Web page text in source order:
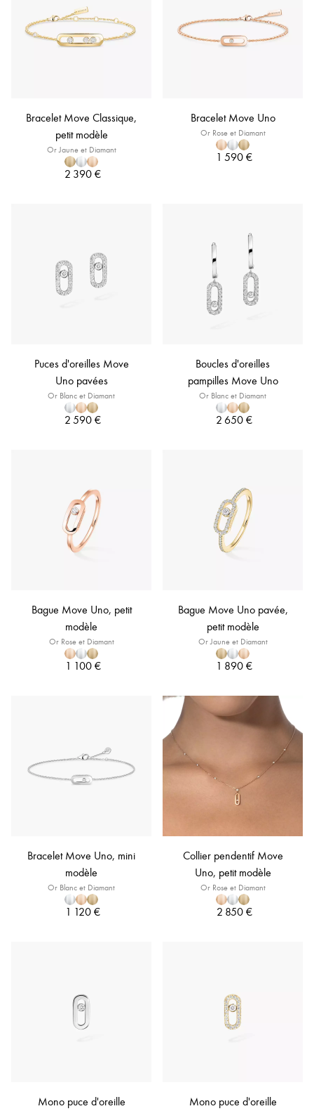
Bracelet Move Classique,
petit modèle
Or Jaune et Diamant
2 390 €
Bracelet Move Uno
Or Rose et Diamant
1 590 €
Puces d'oreilles Move
Uno pavées
Or Blanc et Diamant
2 590 €
Boucles d'oreilles
pampilles Move Uno
Or Blanc et Diamant
2 650 €
Bague Move Uno, petit
modèle
Or Rose et Diamant
1 100 €
Bague Move Uno pavée,
petit modèle
Or Jaune et Diamant
1 890 €
Bracelet Move Uno, mini
modèle
Or Blanc et Diamant
1 120 €
Collier pendentif Move
Uno, petit modèle
Or Rose et Diamant
2 850 €
Mono puce d'oreille
Mono puce d'oreille